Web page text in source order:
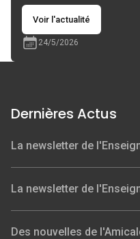
Voir l'actualité
24/5/2026
Dernières Actus
La newsletter de
La newsletter de
Des nouvelles de